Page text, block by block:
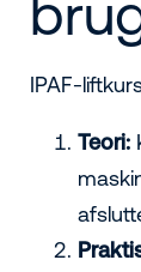
IPAF-
Teori: